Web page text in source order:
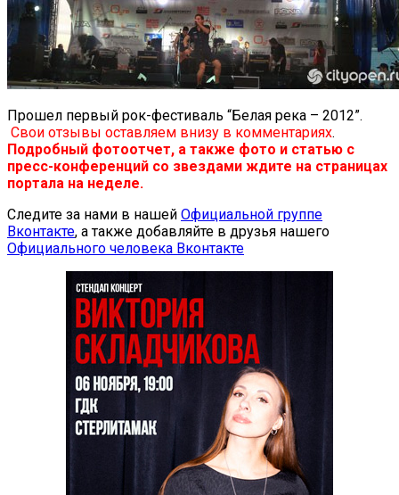
Прошел первый рок-фестиваль “Белая река – 2012”.
Свои отзывы оставляем внизу в комментариях.
Подробный фотоотчет, а также фото и статью с
пресс-конференций со звездами ждите на страницах
портала на неделе.
Следите за нами в нашей Официальной группе
Вконтакте, а также добавляйте в друзья нашего
Официального человека Вконтакте